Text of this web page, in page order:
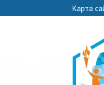
Карта